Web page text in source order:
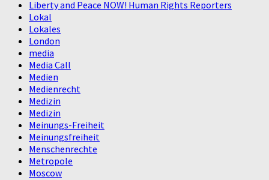
Liberty and Peace NOW! Human Rights Reporters
Lokal
Lokales
London
media
Media Call
Medien
Medienrecht
Medizin
Medizin
Meinungs-Freiheit
Meinungsfreiheit
Menschenrechte
Metropole
Moscow